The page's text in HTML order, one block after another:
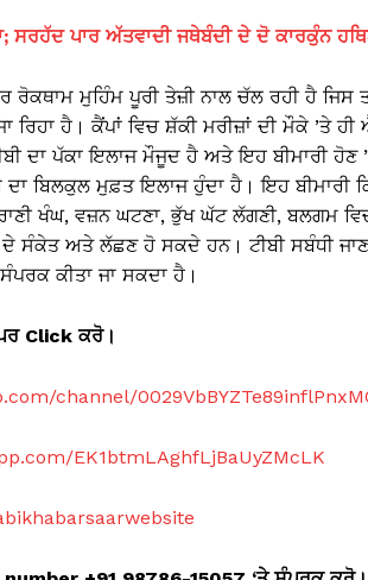
ਸਰਹੱਦ ਪਾਰ ਅੱਤਵਾਦੀ ਜਥੇਬੰਦੀ ਦੇ ਦੋ ਕਾਰਕੁੰਨ
ਰੋਕਥਾਮ ਮੁਹਿੰਮ ਪੂਰੀ ਤੇਜ਼ੀ ਨਾਲ ਚੱਲ ਰਹੀ ਹੈ ਜਿਸ
ਰਿਹਾ ਹੈ। ਕੈਂਪਾਂ ਵਿਚ ਸ਼ੱਕੀ ਮਰੀਜ਼ਾਂ ਦੀ ਮੌਕੇ ’ਤੇ
ਦਾ ਪੱਕਾ ਇਲਾਜ ਮੌਜੂਦ ਹੈ ਅਤੇ ਇਹ ਬੀਮਾਰੀ
ਦਾ ਬਿਲਕੁਲ ਮੁਫ਼ਤ ਇਲਾਜ ਹੁੰਦਾ ਹੈ। ਇਹ ਬੀਮਾਰੀ
ਖੰਘ, ਵਜ਼ਨ ਘਟਣਾ, ਭੁੱਖ ਘੱਟ ਲੱਗਣੀ, ਬਲਗਮ
ਦੇ ਸੰਕੇਤ ਅਤੇ ਲੱਛਣ ਹੋ ਸਕਦੇ ਹਨ। ਟੀਬੀ ਸਬੰਧੀ
ਕੀਤਾ ਜਾ ਸਕਦਾ ਹੈ।
Clickਕਰੋ।
channel/
EK1btmLAghfLjBaUyZMcLK